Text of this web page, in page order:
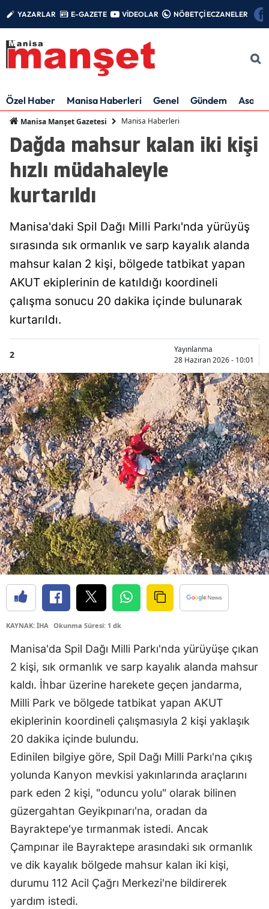
YAZARLAR E-GAZETE VİDEOLAR NÖBETÇİ ECZANELER
Özel Haber Manisa Haberleri Genel Gündem Asayiş
Manisa Manşet Gazetesi Manisa Haberleri
Dağda mahsur kalan iki kişi
hızlı müdahaleyle
kurtarıldı
Manisa'daki Spil Dağı Milli Parkı'nda yürüyüş
sırasında sık ormanlık ve sarp kayalık alanda
mahsur kalan 2 kişi, bölgede tatbikat yapan
AKUT ekiplerinin de katıldığı koordineli
çalışma sonucu 20 dakika içinde bulunarak
kurtarıldı.
2
Yayınlanma
28 Haziran 2026 - 10:01
KAYNAK: İHA Okunma Süresi: 1 dk
Manisa'da Spil Dağı Milli Parkı'nda yürüyüşe çıkan
2 kişi, sık ormanlık ve sarp kayalık alanda mahsur
kaldı. İhbar üzerine harekete geçen jandarma,
Milli Park ve bölgede tatbikat yapan AKUT
ekiplerinin koordineli çalışmasıyla 2 kişi yaklaşık
20 dakika içinde bulundu.
Edinilen bilgiye göre, Spil Dağı Milli Parkı'na çıkış
yolunda Kanyon mevkisi yakınlarında araçlarını
park eden 2 kişi, "oduncu yolu" olarak bilinen
güzergahtan Geyikpınarı'na, oradan da
Bayraktepe'ye tırmanmak istedi. Ancak
Çampınar ile Bayraktepe arasındaki sık ormanlık
ve dik kayalık bölgede mahsur kalan iki kişi,
durumu 112 Acil Çağrı Merkezi'ne bildirerek
yardım istedi.